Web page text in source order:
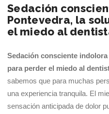
solución
para
recuperar
tu
sonrisa”
Sedación
Pontevedra, la
el miedo al
Sedación consciente
para perder el miedo al
sabemos que para muchas
una experiencia tranquila. El
sensación anticipada de dolor